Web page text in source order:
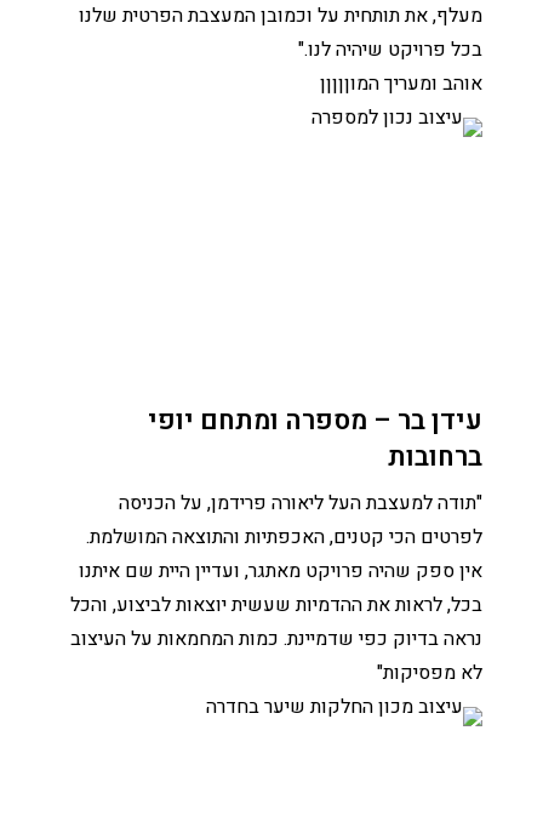
מעלף, את תותחית על וכמובן המעצבת הפרטית שלנו
בכל פרויקט שיהיה לנו."
אוהב ומעריך המוןןןןן
עידן בר – מספרה ומתחם יופי
ברחובות
"תודה למעצבת העל ליאורה פרידמן, על הכניסה
לפרטים הכי קטנים, האכפתיות והתוצאה המושלמת.
אין ספק שהיה פרויקט מאתגר, ועדיין היית שם איתנו
בכל, לראות את ההדמיות שעשית יוצאות לביצוע, והכל
נראה בדיוק כפי שדמיינת. כמות המחמאות על העיצוב
לא מפסיקות"